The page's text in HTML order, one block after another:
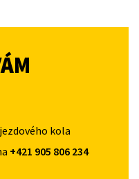
kola
+421 905 806 234